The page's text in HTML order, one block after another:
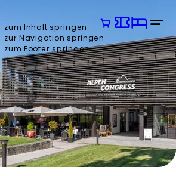
zum Inhalt springen
zur Navigation springen
zum Footer springen